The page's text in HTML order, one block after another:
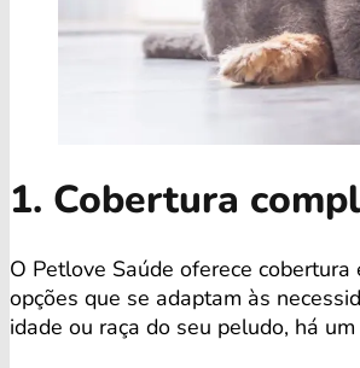
1. Cobertura
O Petlove Saúde oferece
opções que se adaptam às
idade ou raça do seu peludo, há